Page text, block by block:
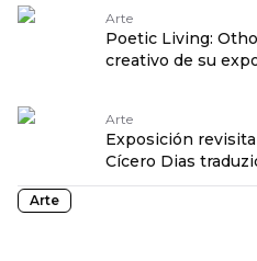
Arte
Poetic Living:
creativo de su
Arte
Exposición
Cícero Dias
Arte